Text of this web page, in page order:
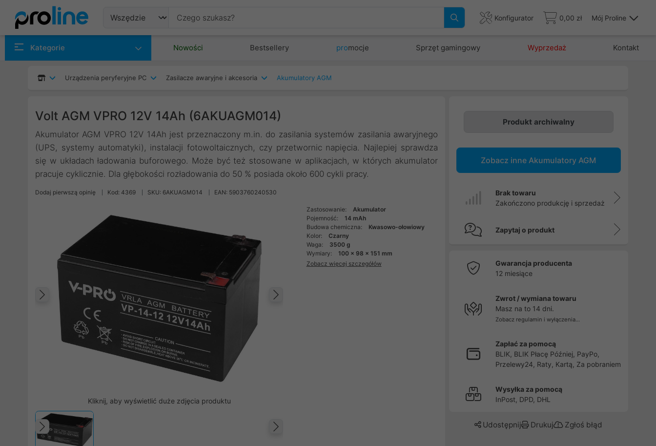
Konfigurator 0,00 zł Mój Proline
Kategorie Nowości Bestsellery promocje Sprzęt gamingowy Wyprzedaż Kontakt
Urządzenia peryferyjne PC Zasilacze awaryjne i akcesoria Akumulatory AGM
Volt AGM VPRO 12V 14Ah (6AKUAGM014)
Akumulator AGM VPRO 12V 14Ah jest przeznaczony m.in. do zasilania systemów zasilania awaryjnego
(UPS, systemy automatyki), instalacji fotowoltaicznych, czy przetwornic napięcia. Najlepiej sprawdza
się w układach ładowania buforowego. Może być też stosowane w aplikacjach, w których akumulator
pracuje cyklicznie. Dla głębokości rozładowania do 50 % posiada około 600 cykli pracy.
Dodaj pierwszą opinię Kod: 4369 SKU: 6AKUAGM014 EAN: 5903760240530
Poprzedni
Kliknij, aby wyświetlić duże zdjęcia produktu
Poprzedni
Zastosowanie:
Akumulator
Pojemność:
14 mAh
Budowa chemiczna:
Kwasowo-ołowiowy
Kolor:
Czarny
Waga:
3500 g
Wymiary:
100 x 98 x 151 mm
Zobacz więcej szczegółów
Produkt archiwalny
Zobacz inne Akumulatory AGM
Brak towaru
Zakończono produkcję i sprzedaż
Zapytaj o produkt
Gwarancja producenta
12 miesiące
Zwrot / wymiana towaru
Masz na to 14 dni.
Zobacz regulamin i wyłączenia...
Zapłać za pomocą
BLIK, BLIK Płacę Później, PayPo,
Przelewy24, Raty, Kartą, Za pobraniem
Wysyłka za pomocą
InPost, DPD, DHL
Udostępnij Drukuj Zgłoś błąd